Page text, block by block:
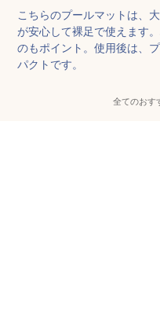
こちらのプールマットは、
が安心して裸足で使えます
のもポイント。使用後は、
パクトです。
全てのおす